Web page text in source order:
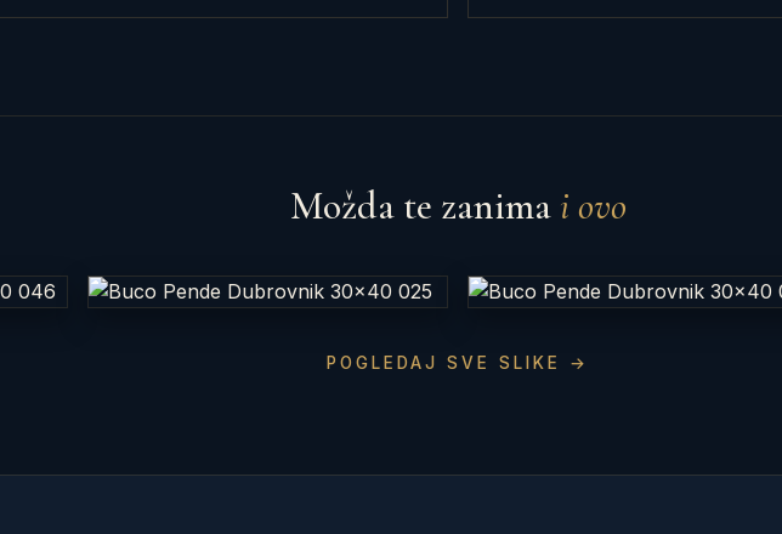
Možda te zanima i ovo
POGLEDAJ SVE SLIKE →